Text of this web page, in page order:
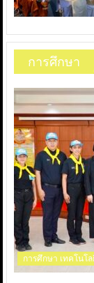
การศึกษา
การศึกษา เทคโนโล